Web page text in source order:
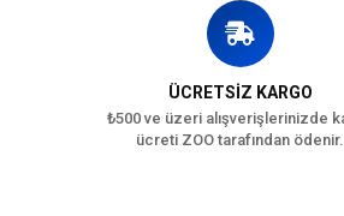
ÜCRETSİZ KARGO
₺500 ve üzeri alışverişlerinizde
ücreti ZOO tarafından ödenir.